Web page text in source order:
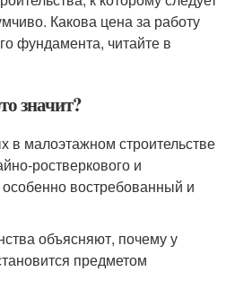
Какова цена за работу
фундамента, читайте в
значит?
в малоэтажном строительстве
ростверкового и
востребованный и
объясняют, почему у
предметом